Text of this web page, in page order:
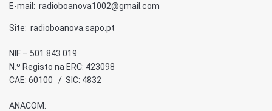
E-mail: radioboanova1002@gmail.com
Site: radioboanova.sapo.pt
NIF – 501 843 019
N.º Registo na ERC: 423098
CAE: 60100 / SIC: 4832
ANACOM: